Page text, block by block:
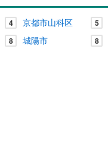
4 京都市山科区 5
8 城陽市 8